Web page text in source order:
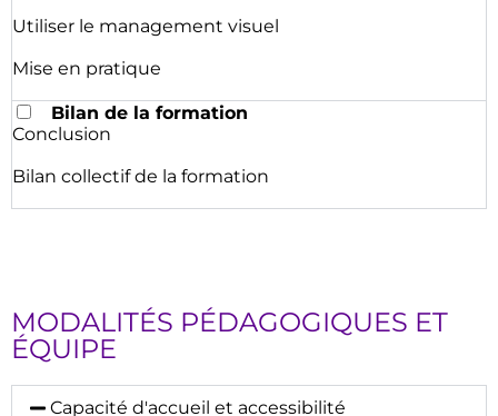
Utiliser le management visuel
Mise en pratique
Bilan de la formation
Conclusion
Bilan collectif de la formation
MODALITÉS PÉDAGOGIQUES ET
ÉQUIPE
Capacité d'accueil et accessibilité